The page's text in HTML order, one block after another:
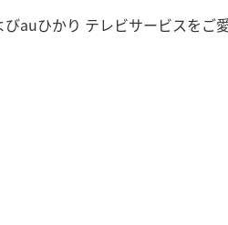
auひかり テレビサービスをご